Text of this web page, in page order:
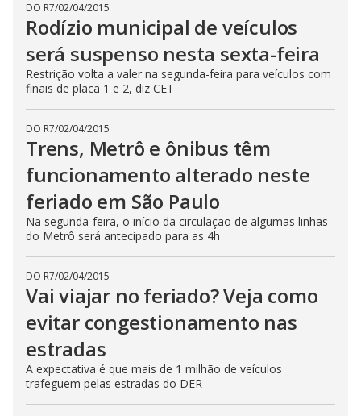
DO R7/02/04/2015
Rodízio municipal de veículos
será suspenso nesta sexta-feira
Restrição volta a valer na segunda-feira para veículos com
finais de placa 1 e 2, diz CET
DO R7/02/04/2015
Trens, Metrô e ônibus têm
funcionamento alterado neste
feriado em São Paulo
Na segunda-feira, o início da circulação de algumas linhas
do Metrô será antecipado para as 4h
DO R7/02/04/2015
Vai viajar no feriado? Veja como
evitar congestionamento nas
estradas
A expectativa é que mais de 1 milhão de veículos
trafeguem pelas estradas do DER